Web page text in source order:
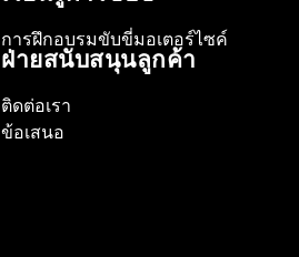
การฝึกอบรมขับขี่มอเตอร์ไซค์
ฝ่ายสนับสนุนลูกค้า
ติดต่อเรา
ข้อเสนอ